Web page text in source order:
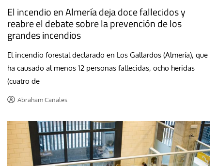
El incendio en Almería deja doce fallecidos y
reabre el debate sobre la prevención de los
grandes incendios
El incendio forestal declarado en Los Gallardos (Almería), que
ha causado al menos 12 personas fallecidas, ocho heridas
(cuatro de
Abraham Canales